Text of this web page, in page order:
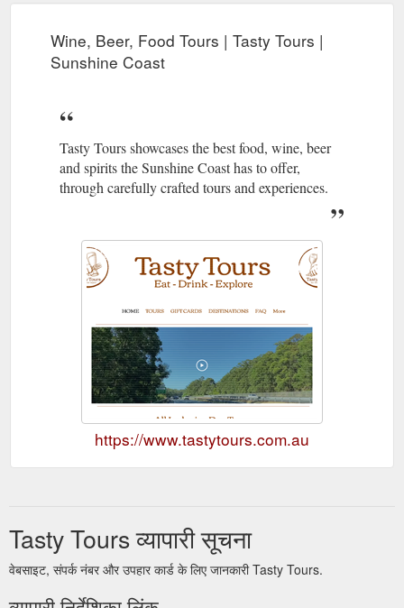
Wine, Beer, Food Tours | Tasty Tours |
Sunshine Coast
Tasty Tours showcases the best food, wine, beer
and spirits the Sunshine Coast has to offer,
through carefully crafted tours and experiences.
https://www.tastytours.com.au
Tasty Tours व्यापारी सूचना
वेबसाइट, संपर्क नंबर और उपहार कार्ड के लिए जानकारी Tasty Tours.